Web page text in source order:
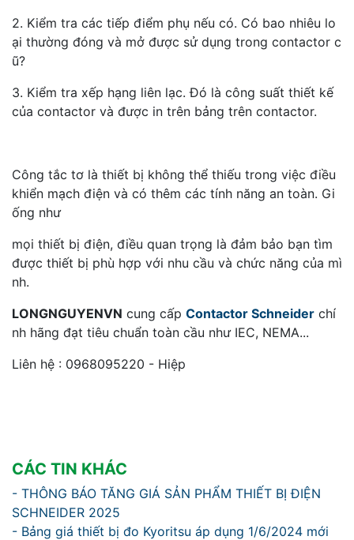
2. Kiểm tra các tiếp điểm phụ nếu có. Có bao nhiêu lo
ại thường đóng và mở được sử dụng trong contactor c
ũ?
3. Kiểm tra xếp hạng liên lạc. Đó là công suất thiết kế
của contactor và được in trên bảng trên contactor.
Công tắc tơ là thiết bị không thể thiếu trong việc điều
khiển mạch điện và có thêm các tính năng an toàn. Gi
ống như
mọi thiết bị điện, điều quan trọng là đảm bảo bạn tìm
được thiết bị phù hợp với nhu cầu và chức năng của mì
nh.
LONGNGUYENVN cung cấp Contactor Schneider chí
nh hãng đạt tiêu chuẩn toàn cầu như IEC, NEMA...
Liên hệ : 0968095220 - Hiệp
CÁC TIN KHÁC
- THÔNG BÁO TĂNG GIÁ SẢN PHẨM THIẾT BỊ ĐIỆN
SCHNEIDER 2025
- Bảng giá thiết bị đo Kyoritsu áp dụng 1/6/2024 mới